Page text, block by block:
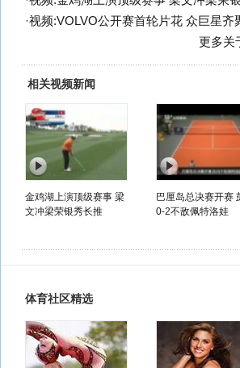
·视频:VOLVO公开赛首轮片花 众巨星齐
更多关
相关视频新闻
金鸡湖上演顶级赛事 梁
文冲梁荣银秀长推
巴厘岛总决赛开赛
0-2不敌佩特洛娃
体育社区精选